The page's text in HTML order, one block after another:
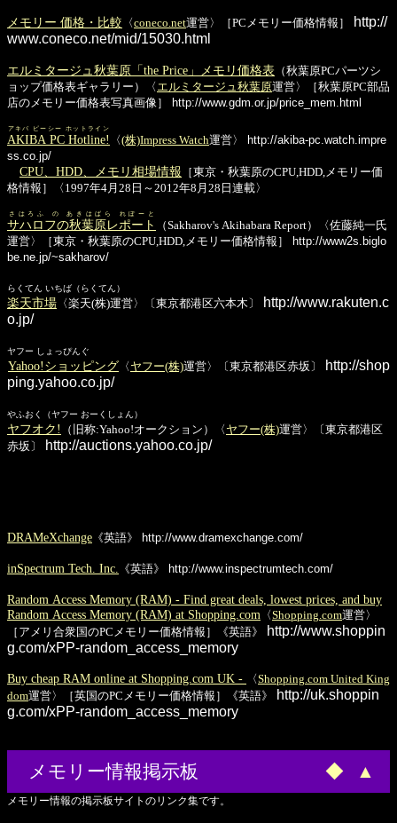
メモリー 価格・比較 〈coneco.net運営〉［PCメモリー価格情報］
http://
www.coneco.net/mid/15030.html
エルミタージュ秋葉原「the Price」メモリ価格表 （秋葉原PCパーツシ
ョップ価格表ギャラリー）〈 エルミタージュ秋葉原運営〉［秋葉原PC部品
店のメモリー価格表写真画像］
http://www.gdm.or.jp/price_mem.html
AKIBA PC Hotline!
アキバ ピーシー ホットライン
〈(株)Impress Watch運営〉
http://akiba-pc.watch.impre
ss.co.jp/
CPU、HDD、メモリ相場情報 ［東京・秋葉原のCPU,HDD,メモリー価
格情報］〈1997年4月28日～2012年8月28日連載〉
サハロフの秋葉原レポート
さはろふ の あきはばら れぽーと
（Sakharov's Akihabara Report）〈佐藤純一氏
運営〉［東京・秋葉原のCPU,HDD,メモリー価格情報］
http://www2s.biglo
be.ne.jp/~sakharov/
らくてん いちば（らくてん）
楽天市場 〈楽天(株)運営〉〔東京都港区六本木〕
http://www.rakuten.c
o.jp/
ヤフー しょっぴんぐ
Yahoo!ショッピング 〈 ヤフー(株)運営〉〔東京都港区赤坂〕
http://shop
ping.yahoo.co.jp/
やふおく（ヤフー おーくしょん）
ヤフオク! （旧称:Yahoo!オークション）〈 ヤフー(株)運営〉〔東京都港区
赤坂〕
http://auctions.yahoo.co.jp/
DRAMeXchange 《英語》 http://www.dramexchange.com/
inSpectrum Tech. Inc. 《英語》 http://www.inspectrumtech.com/
Random Access Memory (RAM) - Find great deals, lowest prices, and buy
Random Access Memory (RAM) at Shopping.com 〈Shopping.com運営〉
［アメリ合衆国のPCメモリー価格情報］《英語》
http://www.shoppin
g.com/xPP-random_access_memory
Buy cheap RAM online at Shopping.com UK - 〈Shopping.com United King
dom運営〉［英国のPCメモリー価格情報］《英語》
http://uk.shoppin
g.com/xPP-random_access_memory
メモリー情報掲示板 ◆ ▲
メモリー情報の掲示板サイトのリンク集です。